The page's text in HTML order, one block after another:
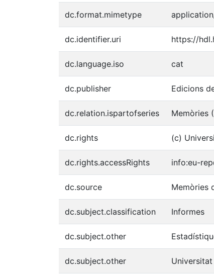
dc.format.mimetype
dc.identifier.uri https://
dc.language.iso cat
dc.publisher Edicions
dc.relation.ispartofseries Memòries
dc.rights (c)
dc.rights.accessRights info:eu-
dc.source Memòries
dc.subject.classification Informes
dc.subject.other
dc.subject.other